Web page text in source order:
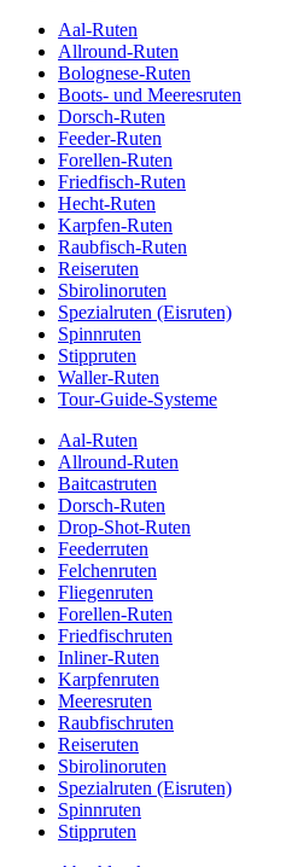
Aal-Ruten
Allround-Ruten
Bolognese-Ruten
Boots- und Meeresruten
Dorsch-Ruten
Feeder-Ruten
Forellen-Ruten
Friedfisch-Ruten
Hecht-Ruten
Karpfen-Ruten
Raubfisch-Ruten
Reiseruten
Sbirolinoruten
Spezialruten (Eisruten)
Spinnruten
Stippruten
Waller-Ruten
Tour-Guide-Systeme
Aal-Ruten
Allround-Ruten
Baitcastruten
Dorsch-Ruten
Drop-Shot-Ruten
Feederruten
Felchenruten
Fliegenruten
Forellen-Ruten
Friedfischruten
Inliner-Ruten
Karpfenruten
Meeresruten
Raubfischruten
Reiseruten
Sbirolinoruten
Spezialruten (Eisruten)
Spinnruten
Stippruten